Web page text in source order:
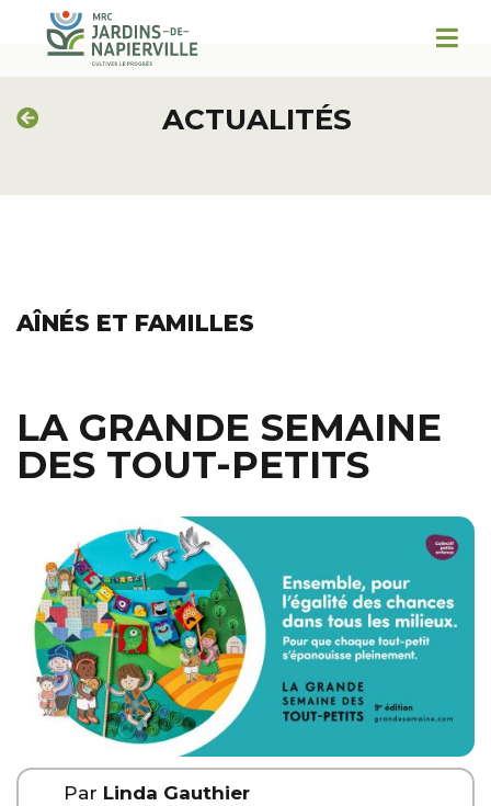
ACTUALITÉS
AÎNÉS ET FAMILLES
LA GRANDE SEMAINE
DES TOUT-PETITS
Par Linda Gauthier